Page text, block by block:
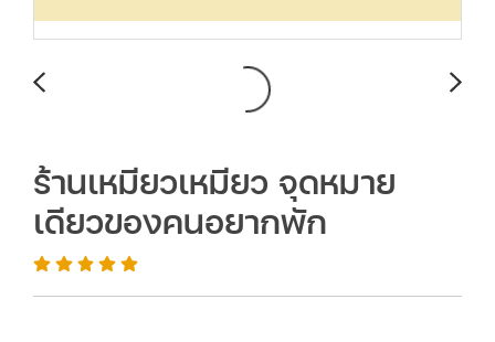
ร้านเหมียวเหมียว จุดหมาย
เดียวของคนอยากพัก